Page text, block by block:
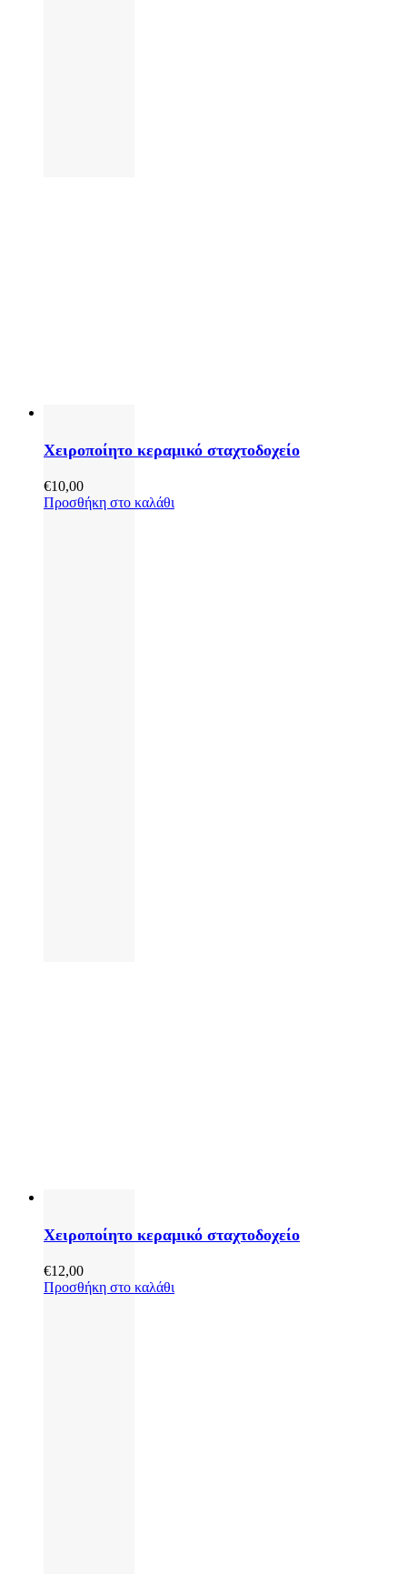
Χειροποίητο κεραμικό σταχτοδοχείο
€10,00
Προσθήκη στο καλάθι
Χειροποίητο κεραμικό σταχτοδοχείο
€12,00
Προσθήκη στο καλάθι